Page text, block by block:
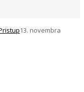
13. novembra